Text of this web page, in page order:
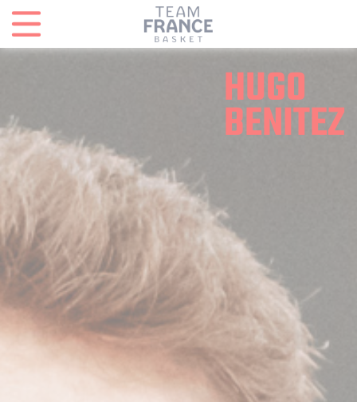
HUGO
BENITEZ
Panneau de gestion des cookies